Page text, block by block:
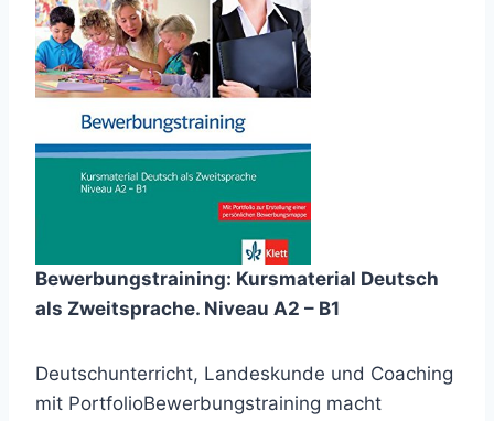
Bewerbungstraining: Kursmaterial Deutsch
als Zweitsprache. Niveau A2 – B1
Deutschunterricht, Landeskunde und Coaching
mit PortfolioBewerbungstraining macht